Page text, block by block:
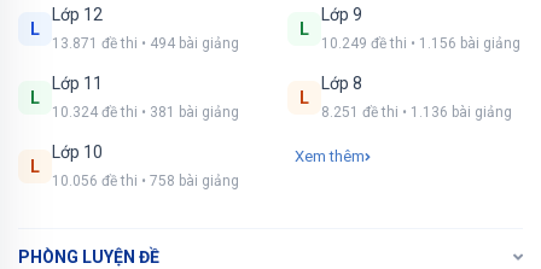
Bạn cần đăng ký gói VIP ( giá chỉ từ 250K )
làm bài, xem đáp án và lời giải chi tiết không giới
L
Lớp 12
13.871 đề thi • 494 bài giảng
L
Lớp 11
10.324 đề thi • 381 bài giảng
L
Lớp 10
10.056 đề thi • 758 bài giảng
L
Lớp 9
10.249 đề thi • 1.156 bài giảng
L
Lớp 8
8.251 đề thi • 1.136 bài giảng
Xem thêm
PHÒNG LUYỆN ĐỀ